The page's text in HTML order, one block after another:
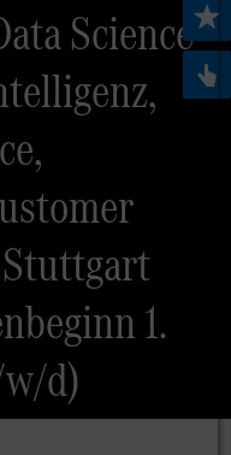
Science
1.
d)